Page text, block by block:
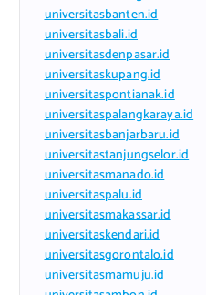
universitasbanten.id
universitasbali.id
universitasdenpasar.id
universitaskupang.id
universitaspontianak.id
universitaspalangkaraya.id
universitasbanjarbaru.id
universitastanjungselor.id
universitasmanado.id
universitaspalu.id
universitasmakassar.id
universitaskendari.id
universitasgorontalo.id
universitasmamuju.id